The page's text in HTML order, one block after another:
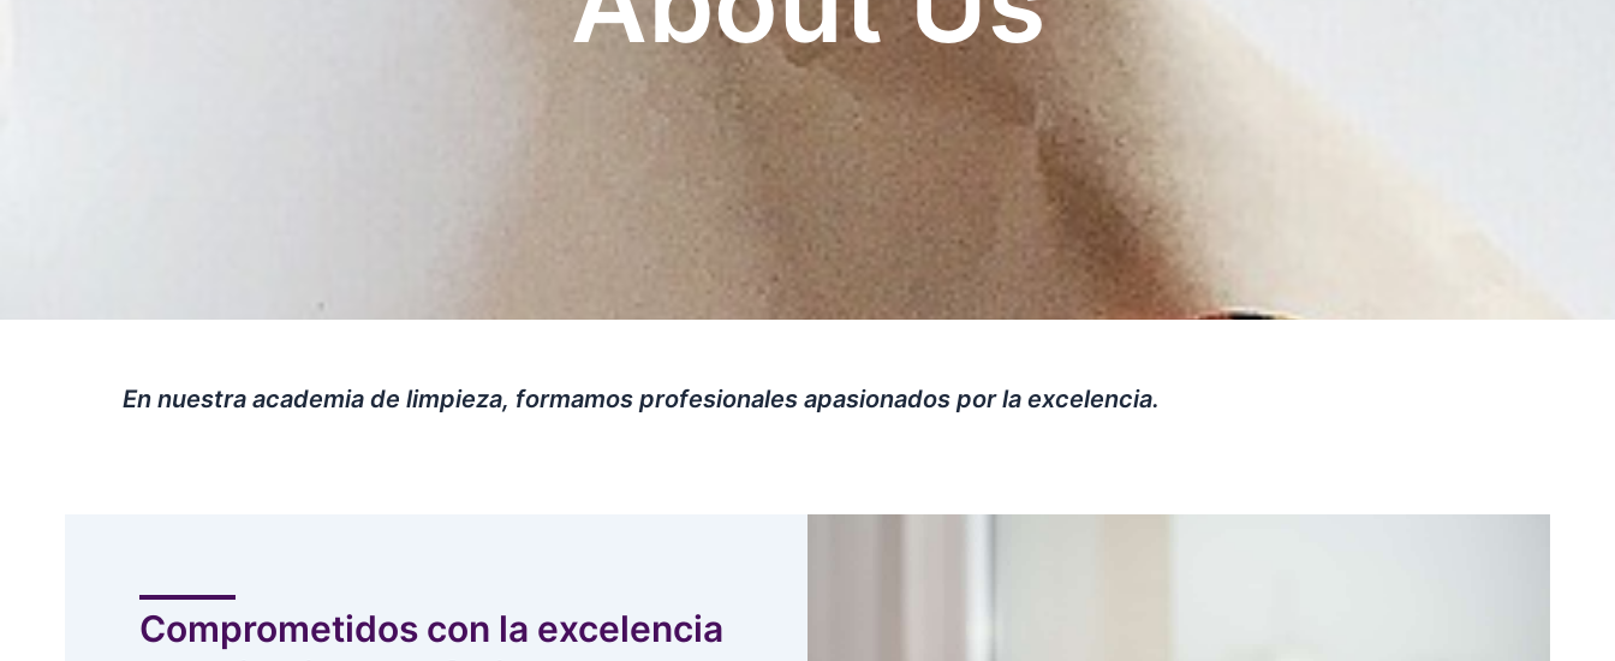
En nuestra academia de limpieza, formamos profesionales apasionados por la excelencia.
Comprometidos con la excelencia